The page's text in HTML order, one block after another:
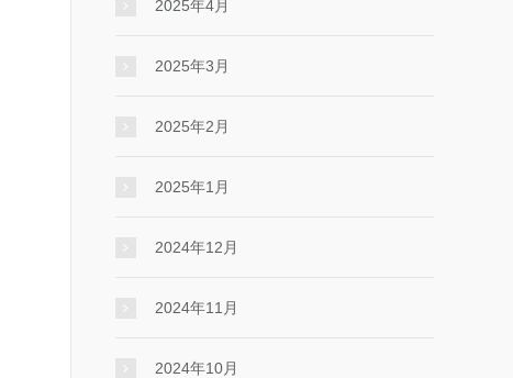
2025年4月
2025年3月
2025年2月
2025年1月
2024年12月
2024年11月
2024年10月